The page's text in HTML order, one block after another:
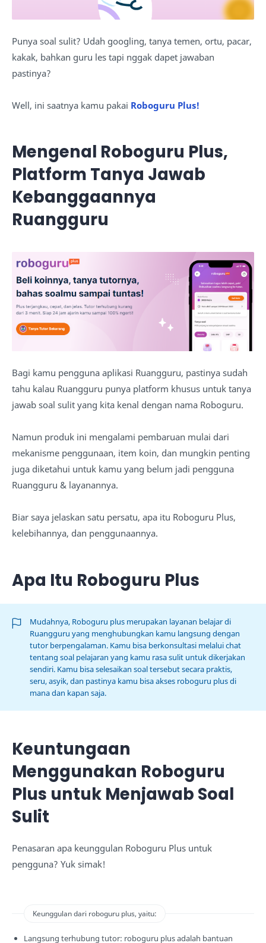
Punya soal sulit? Udah googling, tanya temen, ortu, pacar,
kakak, bahkan guru les tapi nggak dapet jawaban
pastinya?
Well, ini saatnya kamu pakai Roboguru Plus!
Mengenal Roboguru Plus,
Platform Tanya Jawab
Kebanggaannya
Ruangguru
Bagi kamu pengguna aplikasi Ruangguru, pastinya sudah
tahu kalau Ruangguru punya platform khusus untuk tanya
jawab soal sulit yang kita kenal dengan nama Roboguru.
Namun produk ini mengalami pembaruan mulai dari
mekanisme penggunaan, item koin, dan mungkin penting
juga diketahui untuk kamu yang belum jadi pengguna
Ruangguru & layanannya.
Biar saya jelaskan satu persatu, apa itu Roboguru Plus,
kelebihannya, dan penggunaannya.
Apa Itu Roboguru Plus
Mudahnya, Roboguru plus merupakan layanan belajar di
Ruangguru yang menghubungkan kamu langsung dengan
tutor berpengalaman. Kamu bisa berkonsultasi melalui chat
tentang soal pelajaran yang kamu rasa sulit untuk dikerjakan
sendiri. Kamu bisa selesaikan soal tersebut secara praktis,
seru, asyik, dan pastinya kamu bisa akses roboguru plus di
mana dan kapan saja.
Keuntungaan
Menggunakan Roboguru
Plus untuk Menjawab Soal
Sulit
Penasaran apa keunggulan Roboguru Plus untuk
pengguna? Yuk simak!
Keunggulan dari roboguru plus, yaitu:
Langsung terhubung tutor: roboguru plus adalah bantuan